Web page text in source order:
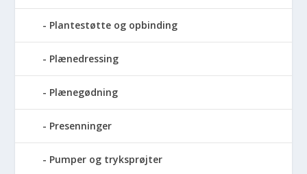
Plantestøtte og opbinding
Plænedressing
Plænegødning
Presenninger
Pumper og tryksprøjter